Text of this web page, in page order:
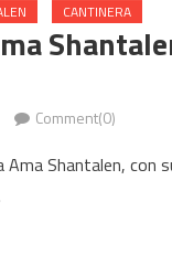
CANTINERA
Comment(0)
Shantalen, con